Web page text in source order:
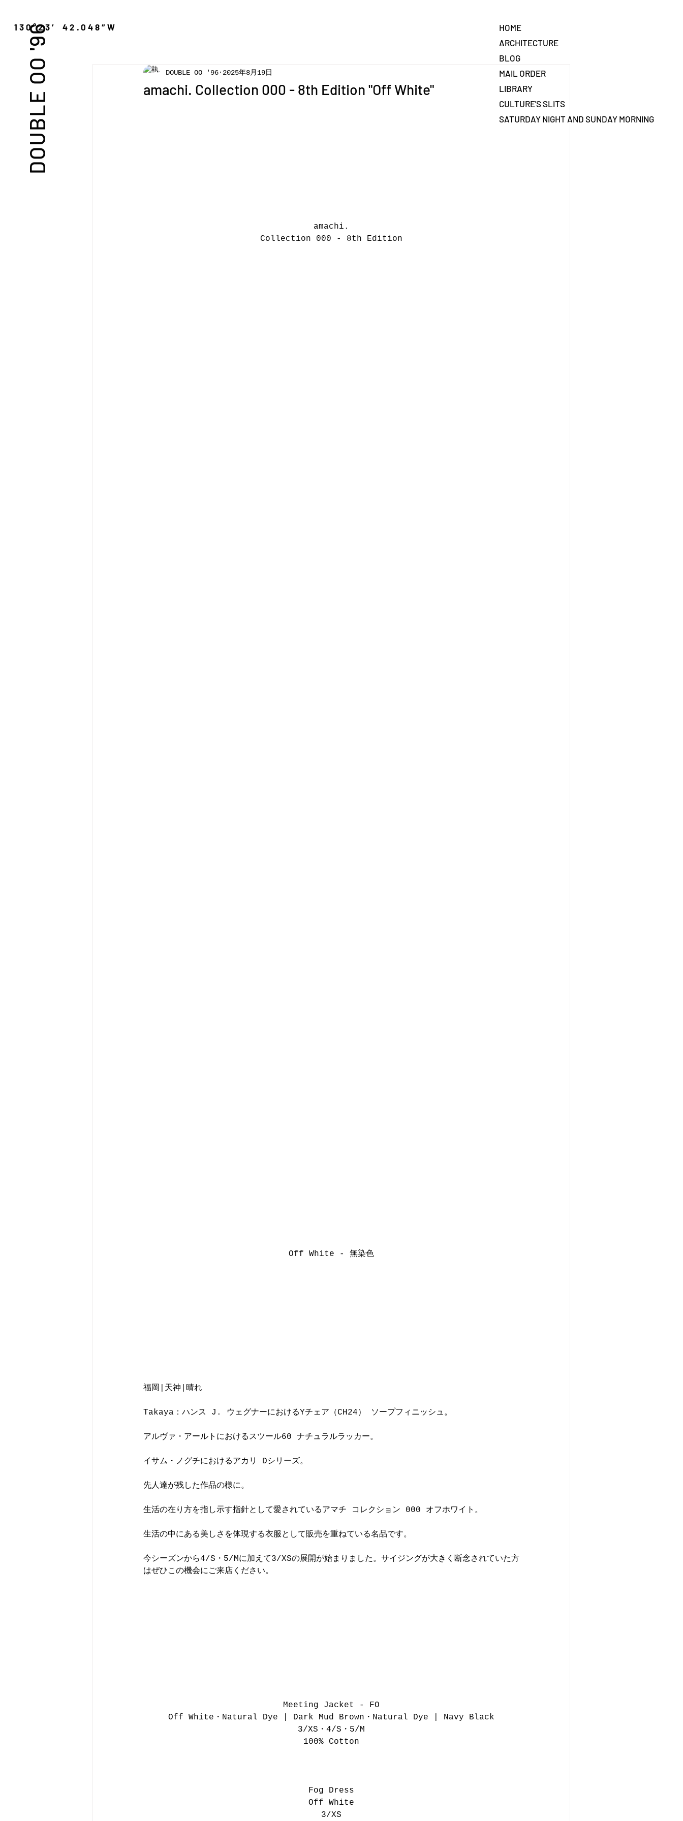
DOUBLE OO '96
HOME
ARCHITECTURE
BLOG
MAIL ORDER
LIBRARY
CULTURE'S SLITS
SATURDAY NIGHT AND SUNDAY MORNING
amachi. Collection 000 - 8th Edition "Off White"
DOUBLE OO '96 2025年8月19日
amachi.
Collection 000 - 8th Edition
Off White - 無染色
福岡|天神|晴れ
Takaya： ハンス J. ウェグナーにおけるYチェア（CH24） ソープフィニッシュ。
アルヴァ・アールトにおけるスツール60 ナチュラルラッカー。
イサム・ノグチにおけるアカリ Dシリーズ。
先人達が残した作品の様に。
生活の在り方を指し示す指針として愛されているアマチ コレクション 000 オフホワイト。
生活の中にある美しさを体現する衣服として販売を重ねている名品です。
今シーズンから4/S・5/Mに加えて3/XSの展開が始まりました。サイジングが大きく断念されていた方
はぜひこの機会にご来店ください。
Meeting Jacket - FO
Off White・Natural Dye | Dark Mud Brown・Natural Dye | Navy Black
3/XS・4/S・5/M
100% Cotton
Fog Dress
Off White
3/XS
130°23′ 42.048″W